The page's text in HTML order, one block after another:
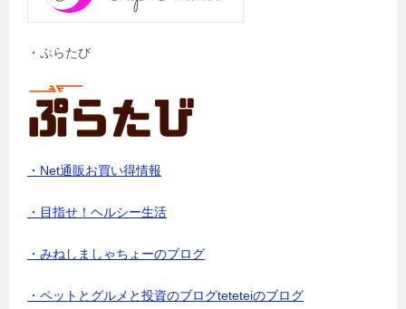
・ぷらたび
・Net通販お買い得情報
・目指せ！ヘルシー生活
・みねしましゃちょーのブログ
・ペットとグルメと投資のブログteteteiのブログ